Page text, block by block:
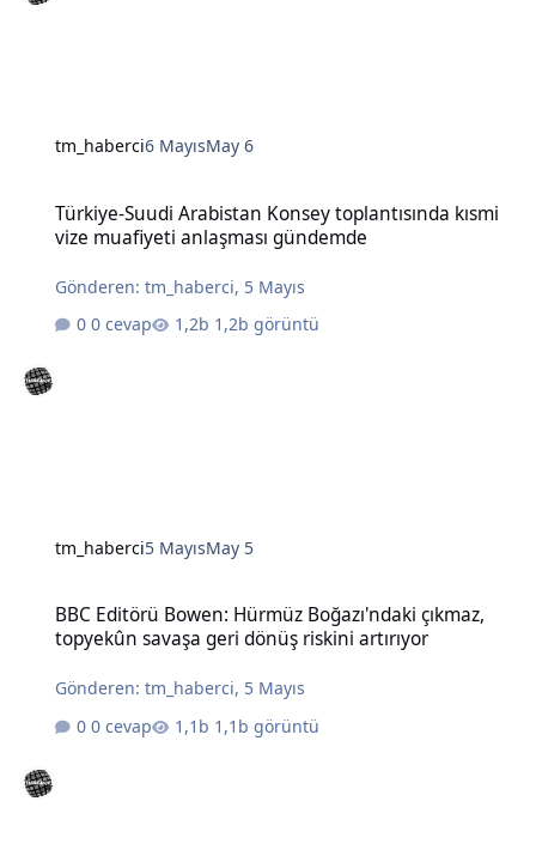
tm_haberci6 MayısMay 6
Türkiye-Suudi Arabistan Konsey toplantısında kısmi
vize muafiyeti anlaşması gündemde
Gönderen:tm_haberci, 5 Mayıs
0 cevap
1,2b görüntü
tm_haberci5 MayısMay 5
BBC Editörü Bowen: Hürmüz Boğazı'ndaki çıkmaz,
topyekûn savaşa geri dönüş riskini artırıyor
Gönderen:tm_haberci, 5 Mayıs
0 cevap
1,1b görüntü